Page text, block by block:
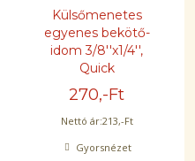
Külsőmenetes
egyenes bekötő-
idom 3/8''x1/4'',
Quick
270,-Ft
Nettó ár:213,-Ft
Gyorsnézet